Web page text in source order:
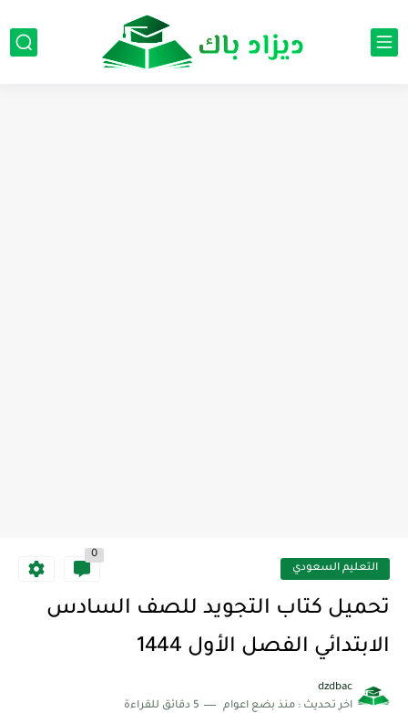
التعليم السعودي
0
تحميل كتاب التجويد للصف السادس
الابتدائي الفصل الأول 1444
dzdbac
اخر تحديث : منذ بضع اعوام 5 دقائق للقراءة